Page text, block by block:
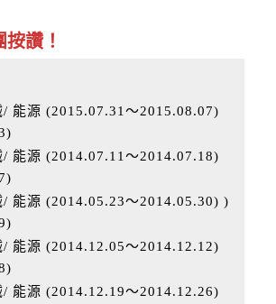
讚！
能源 (2015.07.31～2015.08.07)
)
能源 (2014.07.11～2014.07.18)
)
能源 (2014.05.23～2014.05.30) )
)
能源 (2014.12.05～2014.12.12)
)
能源 (2014.12.19～2014.12.26)